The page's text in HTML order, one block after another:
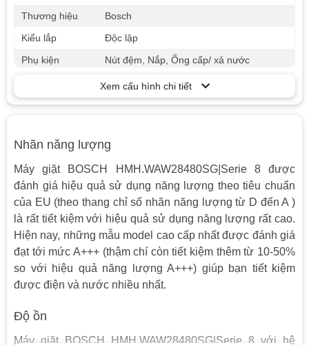
Thương hiệu
Bosch
Kiểu lắp
Độc lập
Phụ kiện
Nút đệm, Nắp, Ống cấp/ xả nước
giặt
Thép không gỉ
Tiện ích
AllergyPlus / Hygiene , Drain / Spin , Extra
rinse , Extra Rinse / Starching , quick
wash/mixture , Ready , shirts , Speed/eco
, Spin speed reduction , sports , Start /
Reload , Super 15 min / Super 30 min
Nước trong 1
Cập nhật sau
Tốc độ khi vắt
Tốc độ vòng quay tối đa: 1400 vòng/ phút
Xem cấu hình chi tiết
Nhãn năng lượng
Máy giặt BOSCH HMH.WAW28480SG|Serie 8 được
đánh giá hiệu quả sử dụng năng lượng theo tiêu chuẩn
của EU (theo thang chỉ số nhãn năng lượng từ D đến A )
là rất tiết kiệm với hiệu quả sử dụng năng lượng rất cao.
Hiện nay, những mẫu model cao cấp nhất được đánh giá
đạt tới mức A+++ (thậm chí còn tiết kiệm thêm từ 10-50%
so với hiệu quả năng lượng A+++) giúp bạn tiết kiệm
được điện và nước nhiều nhất.
Độ ồn
Máy giặt BOSCH HMH.WAW28480SG|Serie 8 với hệ